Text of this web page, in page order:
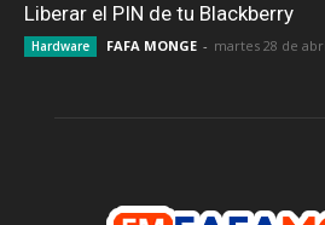
Liberar el PIN de tu Blackberry
Hardware FAFA MONGE - martes 28 de